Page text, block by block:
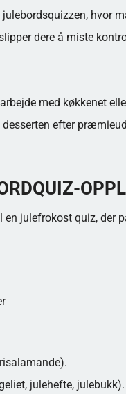
hvor
dere å miste
med køkkenet
efter
julefrokost quiz, der
julehefte, julebukk).